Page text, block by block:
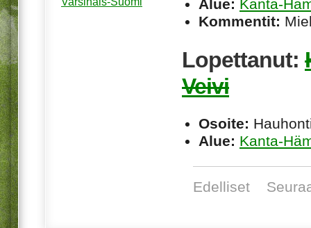
Alue: Kanta-
Kommentit:
Lopettanut:
Veivi
Osoite:
Alue: Kanta-
Edelliset